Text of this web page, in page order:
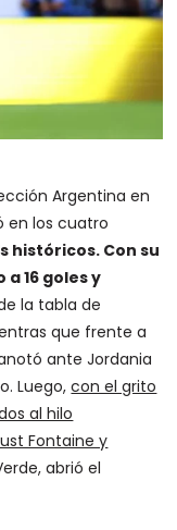
Argentina en
en los cuatro
históricos. Con su
16 goles y
la tabla de
que frente a
ante Jordania
Luego,con el grito
al hilo
Fontaine y
abrió el